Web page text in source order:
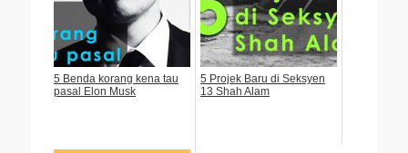
5 Benda korang kena tau
pasal Elon Musk
5 Projek Baru di Seksyen
13 Shah Alam